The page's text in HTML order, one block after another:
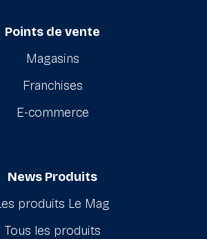
Points de vente
Magasins
Franchises
E-commerce
News Produits
produits Le Mag
Tous les produits